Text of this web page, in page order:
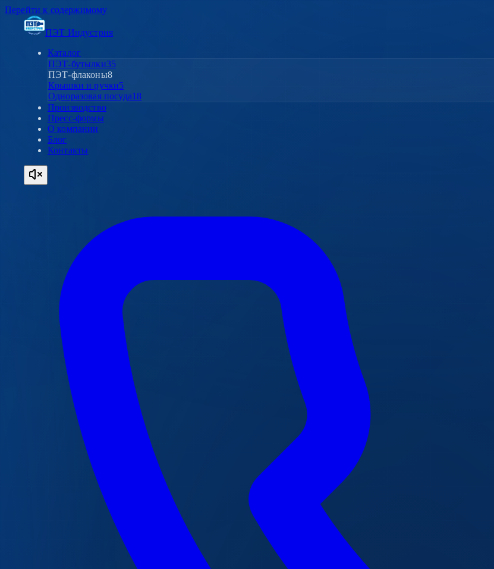
Перейти к содержимому
ПЭТ Индустрия
Каталог
ПЭТ-бутылки35
ПЭТ-флаконы8
Крышки и ручки5
Одноразовая посуда18
Производство
Пресс-формы
О компании
Блог
Контакты